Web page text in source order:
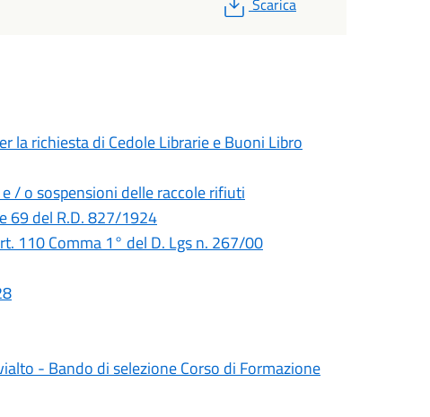
Scarica
la richiesta di Cedole Librarie e Buoni Libro
/ o sospensioni delle raccole rifiuti
69 del R.D. 827/1924
110 Comma 1° del D. Lgs n. 267/00
- Bando di selezione Corso di Formazione